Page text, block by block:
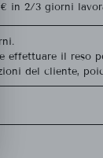
€ in 2/3 giorni
effettuare il reso
del cliente,